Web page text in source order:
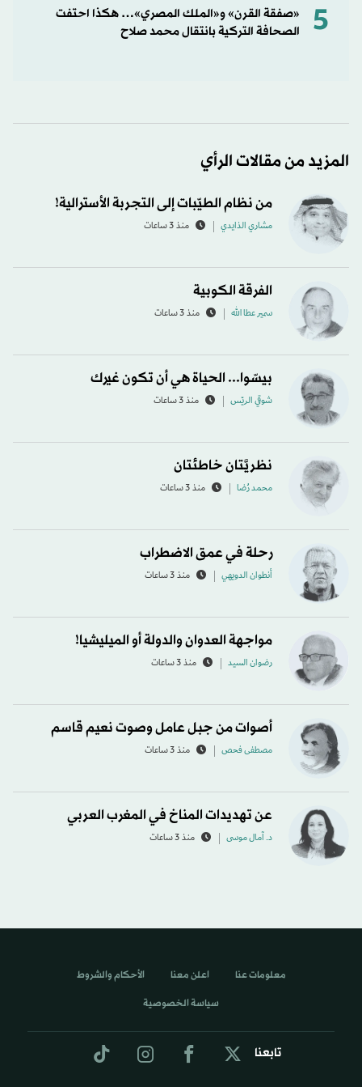
5
«صفقة القرن» و«الملك المصري»… هكذا احتفت
الصحافة التركية بانتقال محمد صلاح
المزيد من مقالات الرأي
من نظام الطيّبات إلى التجربة الأسترالية!
مشاري الذايدي منذ 3 ساعات
الفرقة الكوبية
سمير عطا الله منذ 3 ساعات
بيسّوا... الحياة هي أن تكون غيرك
شوقي الريّس منذ 3 ساعات
نظريَّتان خاطئتان
محمد رُضا منذ 3 ساعات
رحلة في عمق الاضطراب
أنطوان الدويهي منذ 3 ساعات
مواجهة العدوان والدولة أو الميليشيا!
رضوان السيد منذ 3 ساعات
أصوات من جبل عامل وصوت نعيم قاسم
مصطفى فحص منذ 3 ساعات
عن تهديدات المناخ في المغرب العربي
د. آمال موسى منذ 3 ساعات
تابعنا
معلومات عنا اعلن معنا الأحكام والشروط
سياسة الخصوصية